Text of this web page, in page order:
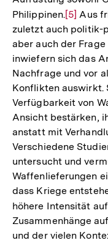
Philippinen.Zur
der
Fußnote
[5] Aus
zuletzt auch politik-
aber auch der
inwiefern sich das
Nachfrage und vor
Konflikten auswirkt.
Verfügbarkeit von
Ansicht bestärken,
anstatt mit
Verschiedene
untersucht und
Waffenlieferungen
dass Kriege
höhere Intensität
Zusammenhänge
und der vielen